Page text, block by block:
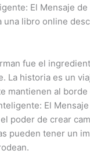
El Mensaje
una libro online​
fue el
La historia es un
mantienen al
El
poder de crear
pueden tener un